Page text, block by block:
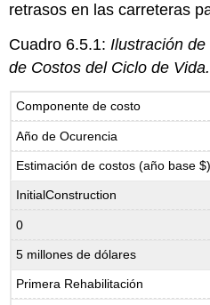
retrasos en las carreteras
Cuadro 6.5.1: Ilustración
de Costos del Ciclo de Vida.
Componente de costo
Año de Ocurencia
Estimación de costos (año base $)
InitialConstruction
0
5 millones de dólares
Primera Rehabilitación